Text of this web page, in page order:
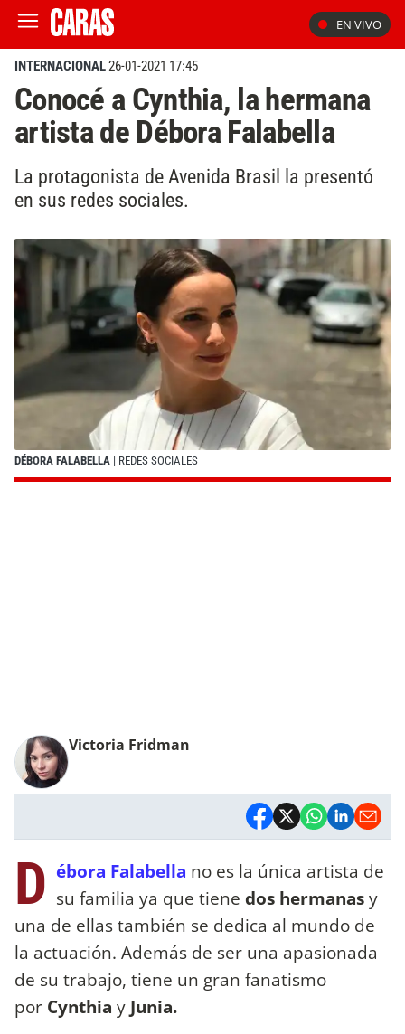
EN VIVO
INTERNACIONAL26-01-2021 17:45
Conocé a Cynthia, la hermana
artista de Débora Falabella
La protagonista de Avenida Brasil la presentó
en sus redes sociales.
DÉBORA FALABELLA | REDES SOCIALES
Victoria Fridman
D ébora Falabella no es la única artista de
su familia ya que tiene dos hermanasy
una de ellas también se dedica al mundo de
la actuación. Además de ser una apasionada
de su trabajo, tiene un gran fanatismo
por Cynthia y Junia.